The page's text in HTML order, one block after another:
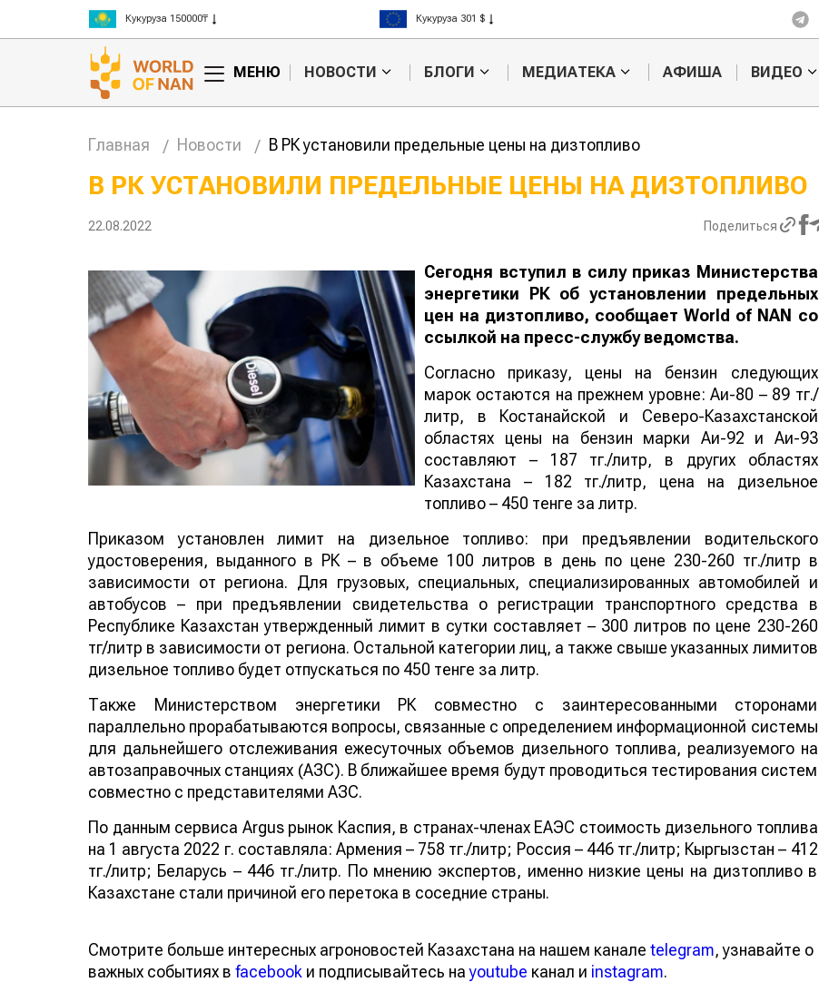
Рис 300000₸
Пшеница 3 класс 125000₸
Рис 408 $
Пшеница 423 $
МЕНЮ НОВОСТИ БЛОГИ МЕДИАТЕКА АФИША ВИДЕО
Главная Новости В РК установили предельные цены на дизтопливо
В РК УСТАНОВИЛИ ПРЕДЕЛЬНЫЕ ЦЕНЫ НА ДИЗТОПЛИВО
22.08.2022 Поделиться
Сегодня вступил в силу приказ Министерства
энергетики РК об установлении предельных
цен на дизтопливо, сообщает World of NAN со
ссылкой на пресс-службу ведомства.
Согласно приказу, цены на бензин следующих
марок остаются на прежнем уровне: Аи-80 – 89 тг./
литр, в Костанайской и Северо-Казахстанской
областях цены на бензин марки Аи-92 и Аи-93
составляют – 187 тг./литр, в других областях
Казахстана – 182 тг./литр, цена на дизельное
топливо – 450 тенге за литр.
Приказом установлен лимит на дизельное топливо: при предъявлении водительского
удостоверения, выданного в РК – в объеме 100 литров в день по цене 230-260 тг./литр в
зависимости от региона. Для грузовых, специальных, специализированных автомобилей и
автобусов – при предъявлении свидетельства о регистрации транспортного средства в
Республике Казахстан утвержденный лимит в сутки составляет – 300 литров по цене 230-260
тг/литр в зависимости от региона. Остальной категории лиц, а также свыше указанных лимитов
дизельное топливо будет отпускаться по 450 тенге за литр.
Также Министерством энергетики РК совместно с заинтересованными сторонами
параллельно прорабатываются вопросы, связанные с определением информационной системы
для дальнейшего отслеживания ежесуточных объемов дизельного топлива, реализуемого на
автозаправочных станциях (АЗС). В ближайшее время будут проводиться тестирования систем
совместно с представителями АЗС.
По данным сервиса Argus рынок Каспия, в странах-членах ЕАЭС стоимость дизельного топлива
на 1 августа 2022 г. составляла: Армения – 758 тг./литр; Россия – 446 тг./литр; Кыргызстан – 412
тг./литр; Беларусь – 446 тг./литр. По мнению экспертов, именно низкие цены на дизтопливо в
Казахстане стали причиной его перетока в соседние страны.
Смотрите больше интересных агроновостей Казахстана на нашем канале telegram, узнавайте о
важных событиях в facebook и подписывайтесь наyoutube канал и instagram.
войны: колорадского
способ повысить
мясного скота